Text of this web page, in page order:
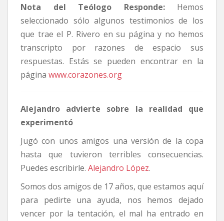
Nota del Teólogo Responde:Hemos
seleccionado sólo algunos testimonios de los
que trae el P. Rivero en su página y no hemos
transcripto por razones de espacio sus
respuestas. Estás se pueden encontrar en la
página www.corazones.org
Alejandro advierte sobre la realidad que
experimentó
Jugó con unos amigos una versión de la copa
hasta que tuvieron terribles consecuencias.
Puedes escribirle. Alejandro López.
Somos dos amigos de 17 años, que estamos aquí
para pedirte una ayuda, nos hemos dejado
vencer por la tentación, el mal ha entrado en